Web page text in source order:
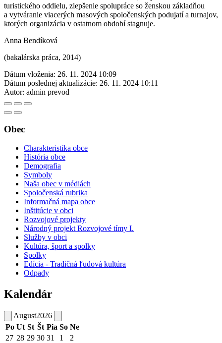
turistického oddielu, zlepšenie spolupráce so ženskou základňou
a vytváranie viacerých masových spoločenských podujatí a turnajov,
ktorých organizácia v ostatnom období stagnuje.
Anna Bendíková
(bakalárska práca, 2014)
Dátum vloženia: 26. 11. 2024 10:09
Dátum poslednej aktualizácie: 26. 11. 2024 10:11
Autor: admin prevod
Obec
Charakteristika obce
História obce
Demografia
Symboly
Naša obec v médiách
Spoločenská rubrika
Informačná mapa obce
Inštitúcie v obci
Rozvojové projekty
Národný projekt Rozvojové tímy I.
Služby v obci
Kultúra, šport a spolky
Spolky
Edícia - Tradičná ľudová kultúra
Odpady
Kalendár
August2026
Po Ut St Št Pia So Ne
27 28 29 30 31 1
2